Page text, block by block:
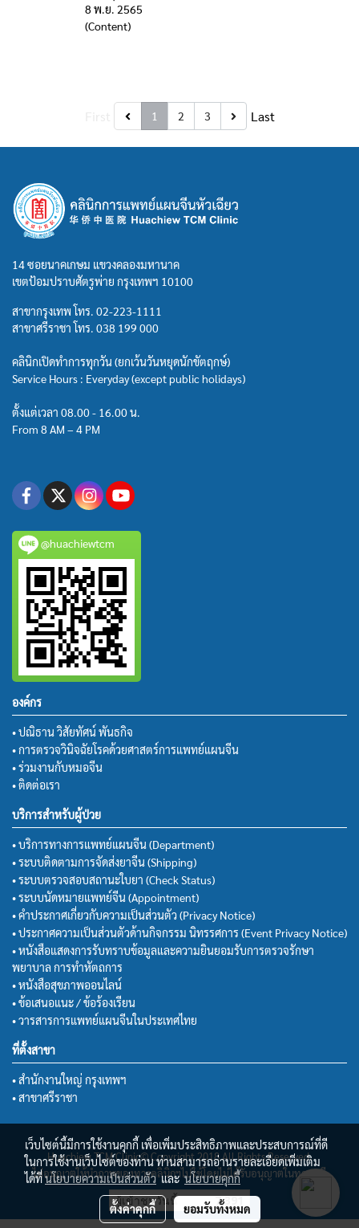
8 พ.ย. 2565
(Content)
1 2 3 Last
14 ซอยนาคเกษม แขวงคลองมหานาค
เขตป้อมปราบศัตรูพ่าย กรุงเทพฯ 10100
สาขากรุงเทพ โทร. 02-223-1111
สาขาศรีราชา โทร. 038 199 000
คลินิกเปิดทำการทุกวัน (ยกเว้นวันหยุดนักขัตฤกษ์)
Service Hours : Everyday (except public holidays)
ตั้งแต่เวลา 08.00 - 16.00 น.
From 8 AM – 4 PM
@huachiewtcm
องค์กร
• ปณิธาน วิสัยทัศน์ พันธกิจ
• การตรวจวินิจฉัยโรคด้วยศาสตร์การแพทย์แผนจีน
• ร่วมงานกับหมอจีน
• ติดต่อเรา
บริการสำหรับผู้ป่วย
• บริการทางการแพทย์แผนจีน (Department)
• ระบบติดตามการจัดส่งยาจีน (Shipping)
• ระบบตรวจสอบสถานะใบยา (Check Status)
• ระบบนัดหมายแพทย์จีน (Appointment)
• คำประกาศเกี่ยวกับความเป็นส่วนตัว (Privacy Notice)
• ประกาศความเป็นส่วนตัวด้านกิจกรรม นิทรรศการ (Event Privacy Notice)
• หนังสือแสดงการรับทราบข้อมูลและความยินยอมรับการตรวจรักษา
พยาบาล การทำหัตถการ
• หนังสือสุขภาพออนไลน์
• ข้อเสนอแนะ / ข้อร้องเรียน
• วารสารการแพทย์แผนจีนในประเทศไทย
ที่ตั้งสาขา
• สำนักงานใหญ่ กรุงเทพฯ
• สาขาศรีราชา
Huachiew TCM Clinic© Copyright 2018 All Rights Reserved.
ไม่อนุญาตให้นำภาพของทางคลินิกฯไปใช้โดยไม่ได้รับอนุญาตในทุกกรณี
ผู้เข้าชมวันนี้ 7,391
เว็บไซต์นี้มีการใช้งานคุกกี้ เพื่อเพิ่มประสิทธิภาพและประสบการณ์ที่ดี
ในการใช้งานเว็บไซต์ของท่าน ท่านสามารถอ่านรายละเอียดเพิ่มเติม
ได้ที่นโยบายความเป็นส่วนตัวและนโยบายคุกกี้
ตั้งค่าคุกกี้ ยอมรับทั้งหมด